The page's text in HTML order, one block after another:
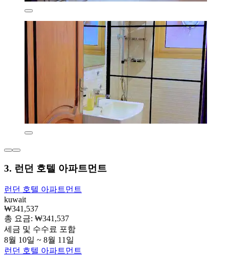
3. 런던 호텔 아파트먼트
런던 호텔 아파트먼트
kuwait
₩341,537
총 요금: ₩341,537
세금 및 수수료 포함
8월 10일 ~ 8월 11일
런던 호텔 아파트먼트